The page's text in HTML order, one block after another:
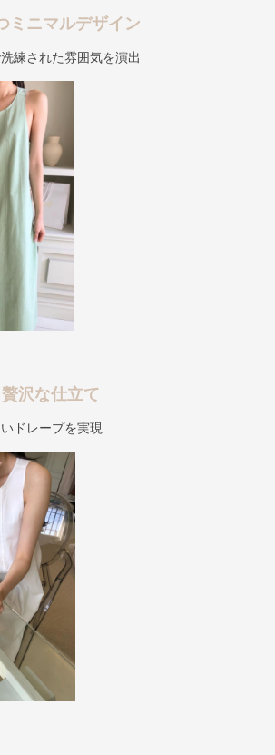
ミニマルデザイン
練された雰囲気を演出
沢な仕立て
ドレープを実現